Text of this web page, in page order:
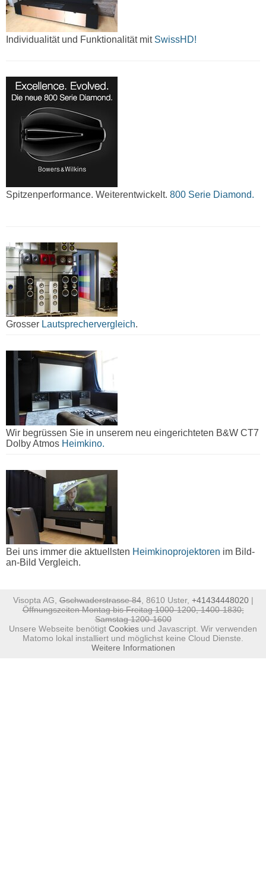
Individualität und Funktionalität mitSwissHD!
Spitzenperformance. Weiterentwickelt. 800 Serie Diamond.
Grosser Lautsprechervergleich.
Wir begrüssen Sie in unserem neu eingerichteten B&W CT7
Dolby Atmos Heimkino.
Bei uns immer die aktuellsten Heimkinoprojektoren im Bild-
an-Bild Vergleich.
Visopta AG,Gschwaderstrasse 84, 8610 Uster, +41434448020|
Öffnungszeiten Montag bis Freitag 1000-1200, 1400-1830;
Samstag 1200-1600
Unsere Webseite benötigt Cookies und Javascript. Wir verwenden
Matomo lokal installiert und möglichst keine Cloud Dienste.
Weitere Informationen